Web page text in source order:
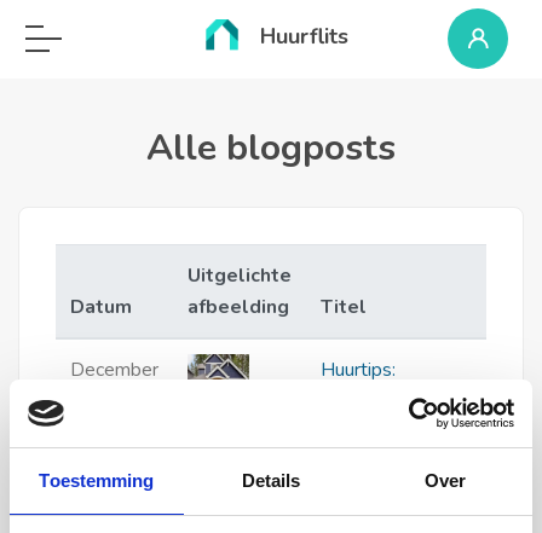
Toestemming Details Over
Huurflits
Alle blogposts
Datum
Uitgelichte
afbeelding
Titel
December
Huurtips:
Succesvol op